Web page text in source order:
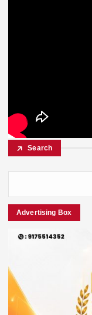
Search
Advertising Box